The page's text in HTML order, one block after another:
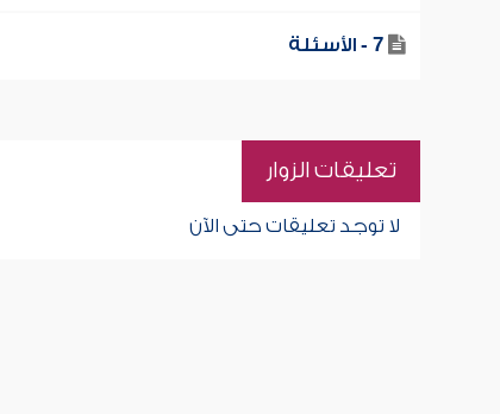
7 - الأسئلة
تعليقات الزوار
لا توجد تعليقات حتى الآن